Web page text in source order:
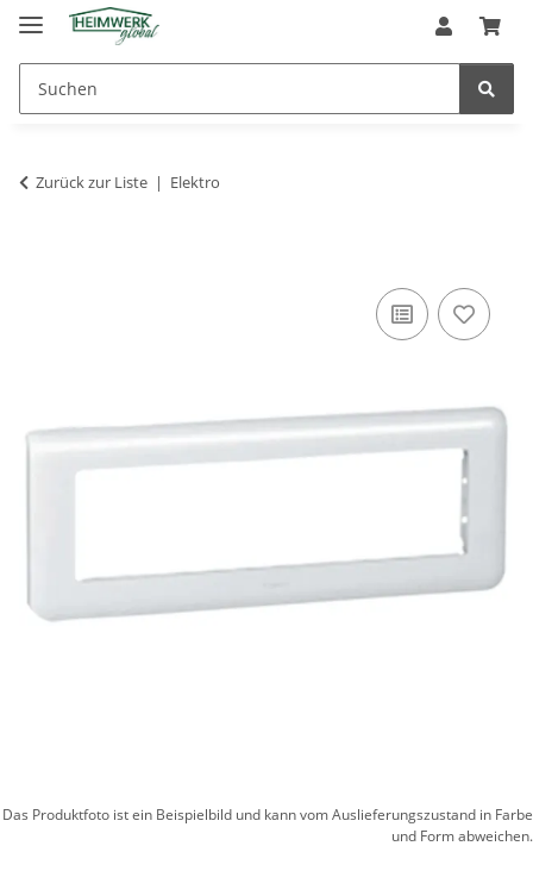
Zurück zur Liste Elektro
Das Produktfoto ist ein Beispielbild und kann vom Auslieferungszustand in Farbe
und Form abweichen.